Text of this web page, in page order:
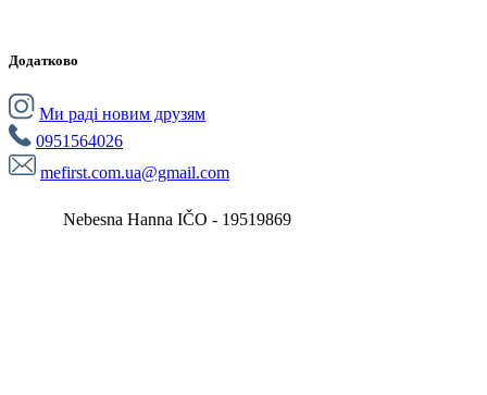
Додатково
Ми раді новим друзям
0951564026
mefirst.com.ua@gmail.com
Nebesna Hanna IČO - 19519869